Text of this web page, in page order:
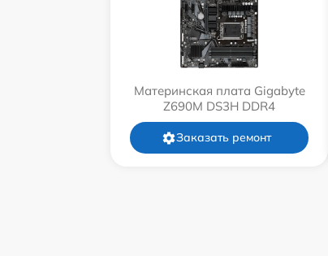
Материнская плата Gigabyte
Z690M DS3H DDR4
Заказать ремонт